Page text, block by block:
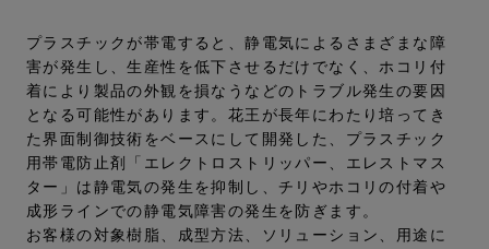
プラスチックが帯電すると、静電気によるさまざまな障
害が発生し、生産性を低下させるだけでなく、ホコリ付
着により製品の外観を損なうなどのトラブル発生の要因
となる可能性があります。花王が長年にわたり培ってき
た界面制御技術をベースにして開発した、プラスチック
用帯電防止剤「エレクトロストリッパー、エレストマス
ター」は静電気の発生を抑制し、チリやホコリの付着や
成形ラインでの静電気障害の発生を防ぎます。
お客様の対象樹脂、成型方法、ソリューション、用途に